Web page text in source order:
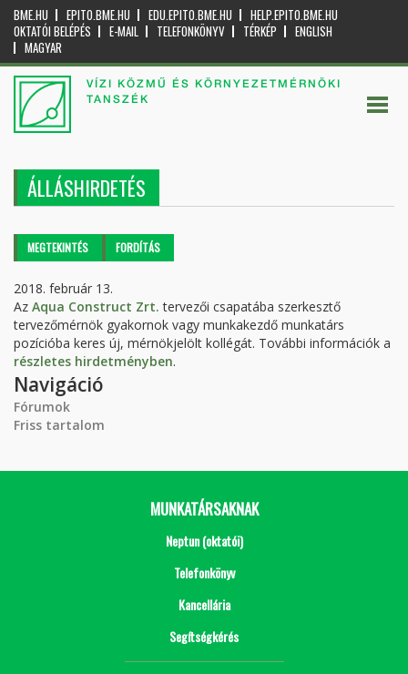
BME.HU EPITO.BME.HU EDU.EPITO.BME.HU
HELP.EPITO.BME.HU
OKTATÓI BELÉPÉS
E-MAIL TELEFONKÖNYV TÉRKÉP
ENGLISH
MAGYAR
VÍZI KÖZMŰ ÉS KÖRNYEZETMÉRNÖKI
TANSZÉK
ÁLLÁSHIRDETÉS
Elsődleges fülek
MEGTEKINTÉS (AKTÍVFORDÍTÁS
2018. február 13.
Az Aqua Construct Zrt. tervezői csapatába szerkesztő
tervezőmérnök gyakornok vagy munkakezdő munkatárs
pozícióba keres új, mérnökjelölt kollégát. További információk a
részletes hirdetményben.
Navigáció
Fórumok
Friss tartalom
MUNKATÁRSAKNAK
Neptun (oktatói)
Telefonkönyv
Kancellária
Segítségkérés